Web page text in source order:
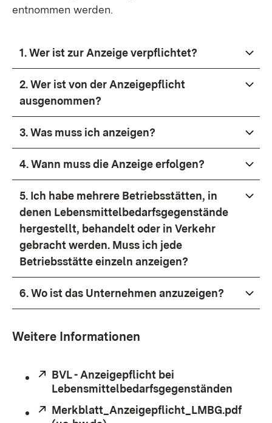
entnommen werden.
1.Wer ist zur Anzeige verpflichtet?
2. Wer ist von der Anzeigepflicht
ausgenommen?
3. Was muss ich anzeigen?
4. Wann muss die Anzeige erfolgen?
5. Ich habe mehrere Betriebsstätten, in
denen Lebensmittelbedarfsgegenstände
hergestellt, behandelt oder in Verkehr
gebracht werden. Muss ich jede
Betriebsstätte einzeln anzeigen?
6. Wo ist das Unternehmen anzuzeigen?
Weitere Informationen
Extern:
BVL - Anzeigepflicht bei
Lebensmittelbedarfsgegenständen
Extern:
Merkblatt_Anzeigepflicht_LMBG.pdf